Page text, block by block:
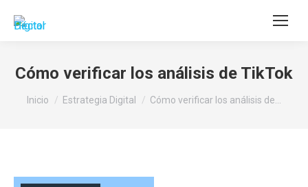
Buscar:
Cómo verificar los análisis de TikTok
Estás aquí:
Inicio Estrategia Digital Cómo verificar los análisis de…